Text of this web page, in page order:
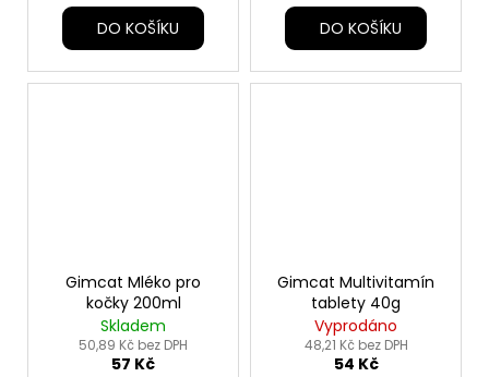
DO KOŠÍKU DO KOŠÍKU
Gimcat Mléko pro
kočky 200ml
Skladem
50,89 Kč bez DPH
57 Kč
Gimcat Multivitamín
tablety 40g
Vyprodáno
48,21 Kč bez DPH
54 Kč